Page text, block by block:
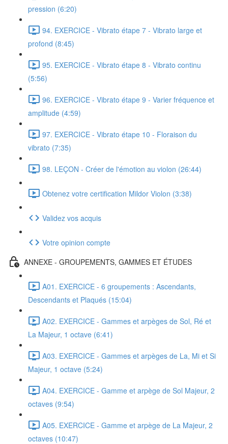
pression (6:20)
94. EXERCICE - Vibrato étape 7 - Vibrato large et
profond (8:45)
95. EXERCICE - Vibrato étape 8 - Vibrato continu
(5:56)
96. EXERCICE - Vibrato étape 9 - Varier fréquence et
amplitude (4:59)
97. EXERCICE - Vibrato étape 10 - Floraison du
vibrato (7:35)
98. LEÇON - Créer de l'émotion au violon (26:44)
Obtenez votre certification Mildor Violon (3:38)
Validez vos acquis
Votre opinion compte
ANNEXE - GROUPEMENTS, GAMMES ET ÉTUDES
A01. EXERCICE - 6 groupements : Ascendants,
Descendants et Plaqués (15:04)
A02. EXERCICE - Gammes et arpèges de Sol, Ré et
La Majeur, 1 octave (6:41)
A03. EXERCICE - Gammes et arpèges de La, Mi et Si
Majeur, 1 octave (5:24)
A04. EXERCICE - Gamme et arpège de Sol Majeur, 2
octaves (9:54)
A05. EXERCICE - Gamme et arpège de La Majeur, 2
octaves (10:47)